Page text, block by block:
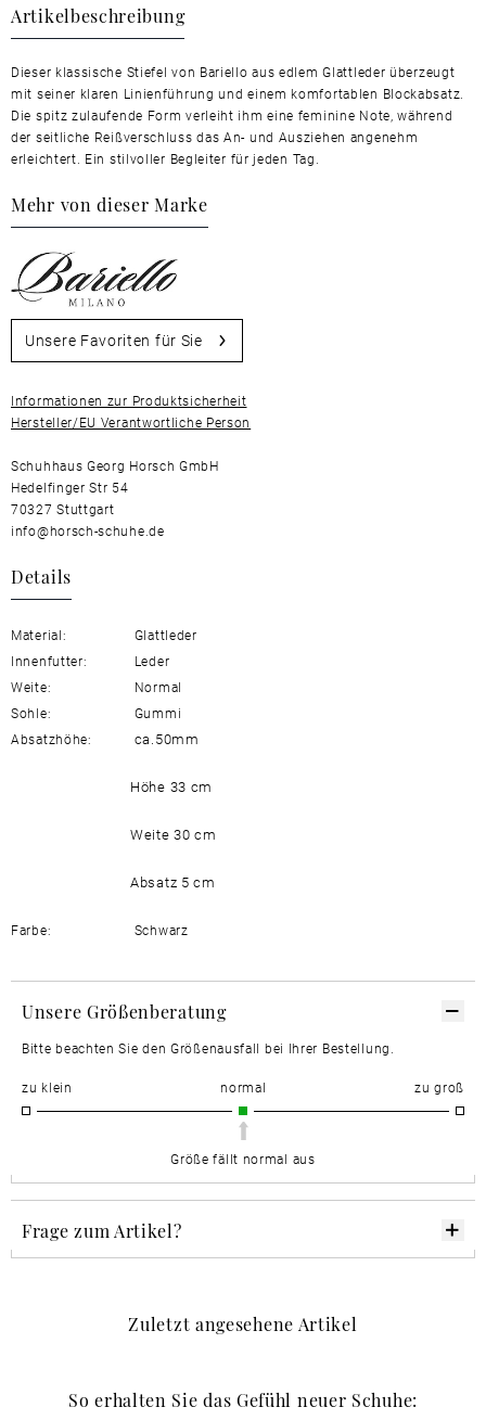
Artikelbeschreibung
Dieser klassische Stiefel von Bariello aus edlem Glattleder überzeugt
mit seiner klaren Linienführung und einem komfortablen Blockabsatz.
Die spitz zulaufende Form verleiht ihm eine feminine Note, während
der seitliche Reißverschluss das An- und Ausziehen angenehm
erleichtert. Ein stilvoller Begleiter für jeden Tag.
Mehr von dieser Marke
Unsere Favoriten für Sie
Informationen zur Produktsicherheit
Hersteller/EU Verantwortliche Person
Schuhhaus Georg Horsch GmbH
Hedelfinger Str 54
70327 Stuttgart
info@horsch-schuhe.de
Details
Material:
Glattleder
Innenfutter:
Leder
Weite:
Normal
Sohle:
Gummi
Absatzhöhe:
ca.50mm
Höhe 33 cm
Weite 30 cm
Absatz 5 cm
Farbe: Schwarz
Unsere Größenberatung
Bitte beachten Sie den Größenausfall bei Ihrer Bestellung.
zu klein normal zu groß
Größe fällt normal aus
Frage zum Artikel?
Zuletzt angesehene Artikel
So erhalten Sie das Gefühl neuer Schuhe: